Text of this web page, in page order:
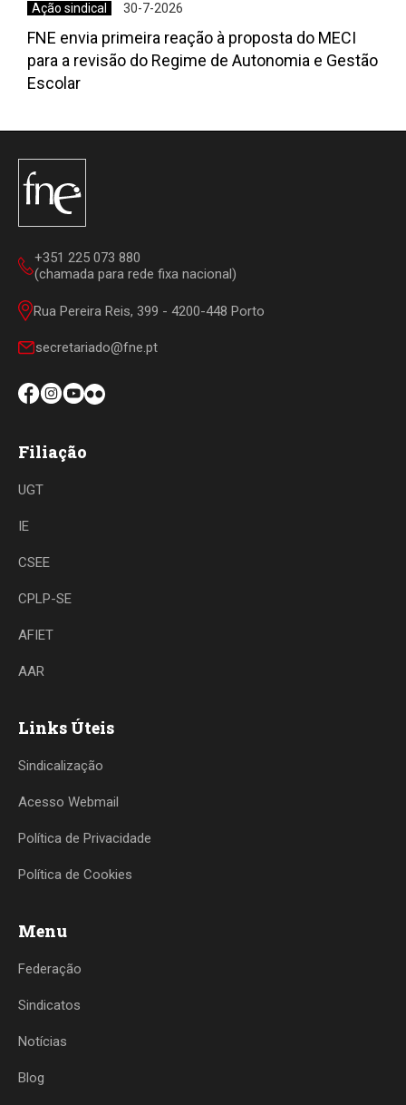
Ação sindical 30-7-2026
FNE envia primeira reação à proposta do MECI
para a revisão do Regime de Autonomia e Gestão
Escolar
+351 225 073 880
(chamada para rede fixa nacional)
Rua Pereira Reis, 399 - 4200-448 Porto
secretariado@fne.pt
Filiação
UGT
IE
CSEE
CPLP-SE
AFIET
AAR
Links Úteis
Sindicalização
Acesso Webmail
Política de Privacidade
Política de Cookies
Menu
Federação
Sindicatos
Notícias
Blog